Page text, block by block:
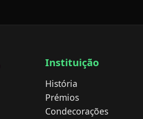
Instituição
História
Prémios
Condecorações